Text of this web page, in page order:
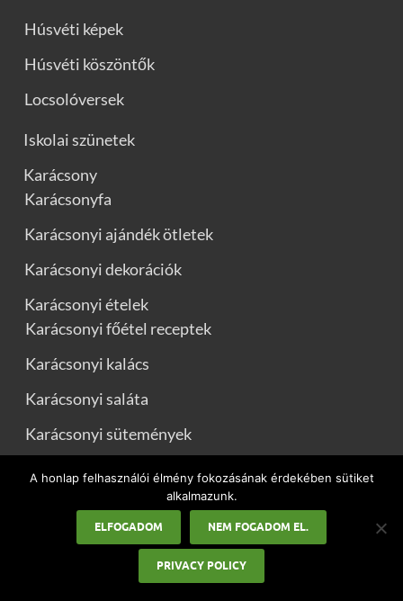
Húsvéti képek
Húsvéti köszöntők
Locsolóversek
Iskolai szünetek
Karácsony
Karácsonyfa
Karácsonyi ajándék ötletek
Karácsonyi dekorációk
Karácsonyi ételek
Karácsonyi főétel receptek
Karácsonyi kalács
Karácsonyi saláta
Karácsonyi sütemények
Karácsonyi idézetek
Karácsonyi üdvözletek
Karácsonyi versek
A honlap felhasználói élmény fokozásának érdekében sütiket
alkalmazunk.
ELFOGADOM NEM FOGADOM EL.
PRIVACY POLICY